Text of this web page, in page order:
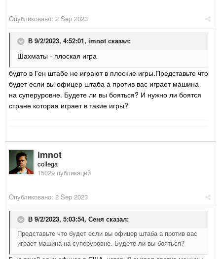
Опубликовано: 2 Sep 2023
В 9/2/2023, 4:52:01, imnot сказал:
Шахматы - плоская игра
будто в Ген штабе не играют в плоские игры.Представьте что
будет если вы офицер штаба а против вас играет машина
на суперуровне. Будете ли вы бояться? И нужно ли боятся
стране которая играет в такие игры?
imnot
collega
15029 публикаций
Опубликовано: 2 Sep 2023
В 9/2/2023, 5:03:54, Сеня сказал:
Представьте что будет если вы офицер штаба а против вас
играет машина на суперуровне. Будете ли вы бояться?